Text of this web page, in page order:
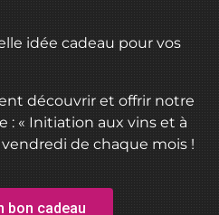
idée cadeau pour vos
découvrir et offrir notre
: « Initiation aux vins et à
de chaque mois !
bon cadeau